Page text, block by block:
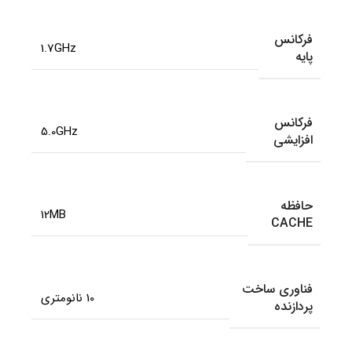
فرکانس
پایه
1.7GHz
فرکانس
افزایشی
5.0GHz
حافظه
CACHE
12MB
فناوری ساخت
پردازنده
10 نانومتری